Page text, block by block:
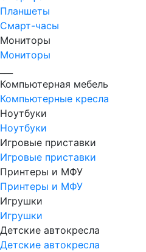
Планшеты
Смарт-часы
Мониторы
Мониторы
Компьютерная мебель
Компьютерные кресла
Ноутбуки
Ноутбуки
Игровые приставки
Игровые приставки
Принтеры и МФУ
Принтеры и МФУ
Игрушки
Игрушки
Детские автокресла
Детские автокресла